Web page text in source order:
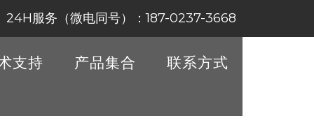
24H服务（微电同号）：187-0237-3668
支持 产品集合 联系方式